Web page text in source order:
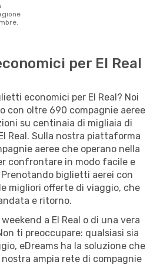
per El Real
economici per El Real? Noi
con oltre 690 compagnie aeree
su centinaia di migliaia di
Real. Sulla nostra piattaforma
aeree che operano nella
confrontare in modo facile e
Prenotando biglietti aerei con
migliori offerte di viaggio, che
e ritorno.
a El Real o di una vera
ti preoccupare: qualsiasi sia
eDreams ha la soluzione che
ampia rete di compagnie